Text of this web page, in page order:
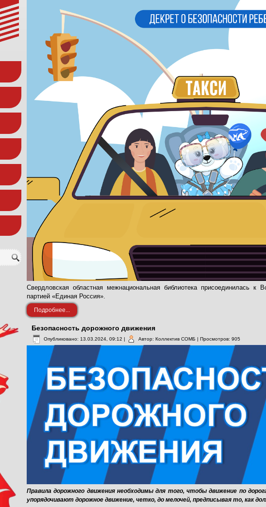
Свердловская областная межнациональная библиотека присоединилась к
партией «Единая Россия».
Подробнее...
Безопасность дорожного движения
Опубликовано: 13.03.2024, 09:12 | Автор: Коллектив СОМБ | Просмотров: 905
Правила дорожного движения необходимы для того, чтобы движение по
упорядочивают дорожное движение, четко, до мелочей, предписывая то, как